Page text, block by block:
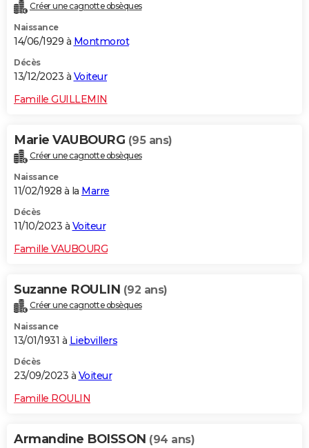
Créer une cagnotte obsèques
Naissance
14/06/1929 à Montmorot
Décès
13/12/2023 à Voiteur
Famille GUILLEMIN
Marie VAUBOURG (95 ans)
Créer une cagnotte obsèques
Naissance
11/02/1928 à la Marre
Décès
11/10/2023 à Voiteur
Famille VAUBOURG
Suzanne ROULIN (92 ans)
Créer une cagnotte obsèques
Naissance
13/01/1931 à Liebvillers
Décès
23/09/2023 à Voiteur
Famille ROULIN
Armandine BOISSON (94 ans)